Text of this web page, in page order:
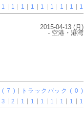
1 1 1 1 1 1 1 1 1
2015-04-13 (月)
- 空港・港湾
( 7 )
トラックバック ( 0 )
3 2 1 1 1 1 1 1 1